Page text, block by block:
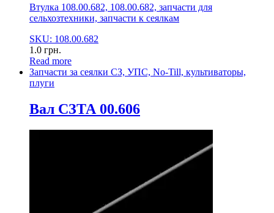
Втулка 108.00.682, 108.00.682, запчасти для
сельхозтехники, запчасти к сеялкам
SKU: 108.00.682
1.0 грн.
Read more
Запчасти за сеялки СЗ, УПС, No-Till, культиваторы,
плуги
Вал СЗТА 00.606